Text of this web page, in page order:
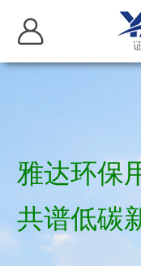
雅达环保
共谱低碳